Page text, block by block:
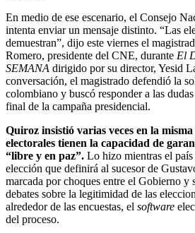
En medio de ese escenario, el Consejo
intenta enviar un mensaje distinto. “Las
demuestran”, dijo este viernes el
Romero, presidente del CNE, durante El
SEMANA dirigido por su director, Yesid
conversación, el magistrado defendió la
colombiano y buscó responder a las
final de la campaña presidencial.
Quiroz insistió varias veces en la
electorales tienen la capacidad de
“libre y en paz”. Lo hizo mientras el país
elección que definirá al sucesor de
marcada por choques entre el Gobierno y
debates sobre la legitimidad de las
alrededor de las encuestas, el software
del proceso.